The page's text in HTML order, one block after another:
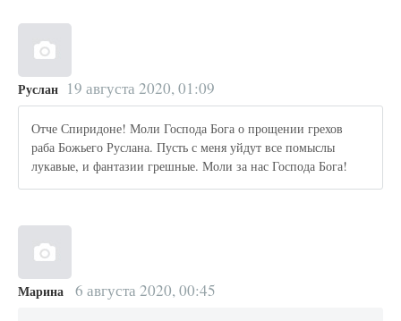
Руслан 19 августа 2020, 01:09
Отче Спиридоне! Моли Господа Бога о прощении грехов
раба Божьего Руслана. Пусть с меня уйдут все помыслы
лукавые, и фантазии грешные. Моли за нас Господа Бога!
Марина 6 августа 2020, 00:45